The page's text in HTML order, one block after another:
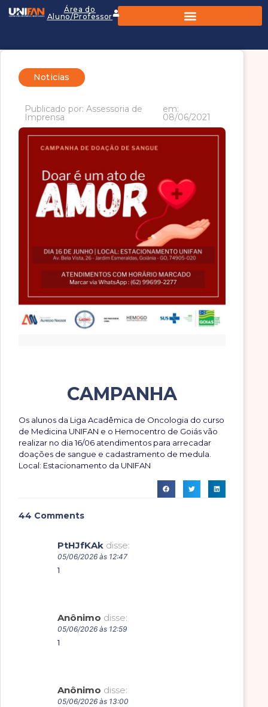
Área do
Aluno/Professor
Noticias
Publicado por: Assessoria de
Imprensa
em:
08/06/2021
CAMPANHA
Os alunos da Liga Acadêmica de Oncologia do curso
de Medicina UNIFAN e o Hemocentro de Goiás vão
realizar no dia 16/06 atendimentos para arrecadar
doações de sangue e cadastramento de medula.
Local: Estacionamento da UNIFAN
44 Comments
PtHJfKAk disse:
05/06/2026 às 12:47
1
Anônimo disse:
05/06/2026 às 12:59
1
Anônimo disse:
05/06/2026 às 13:00